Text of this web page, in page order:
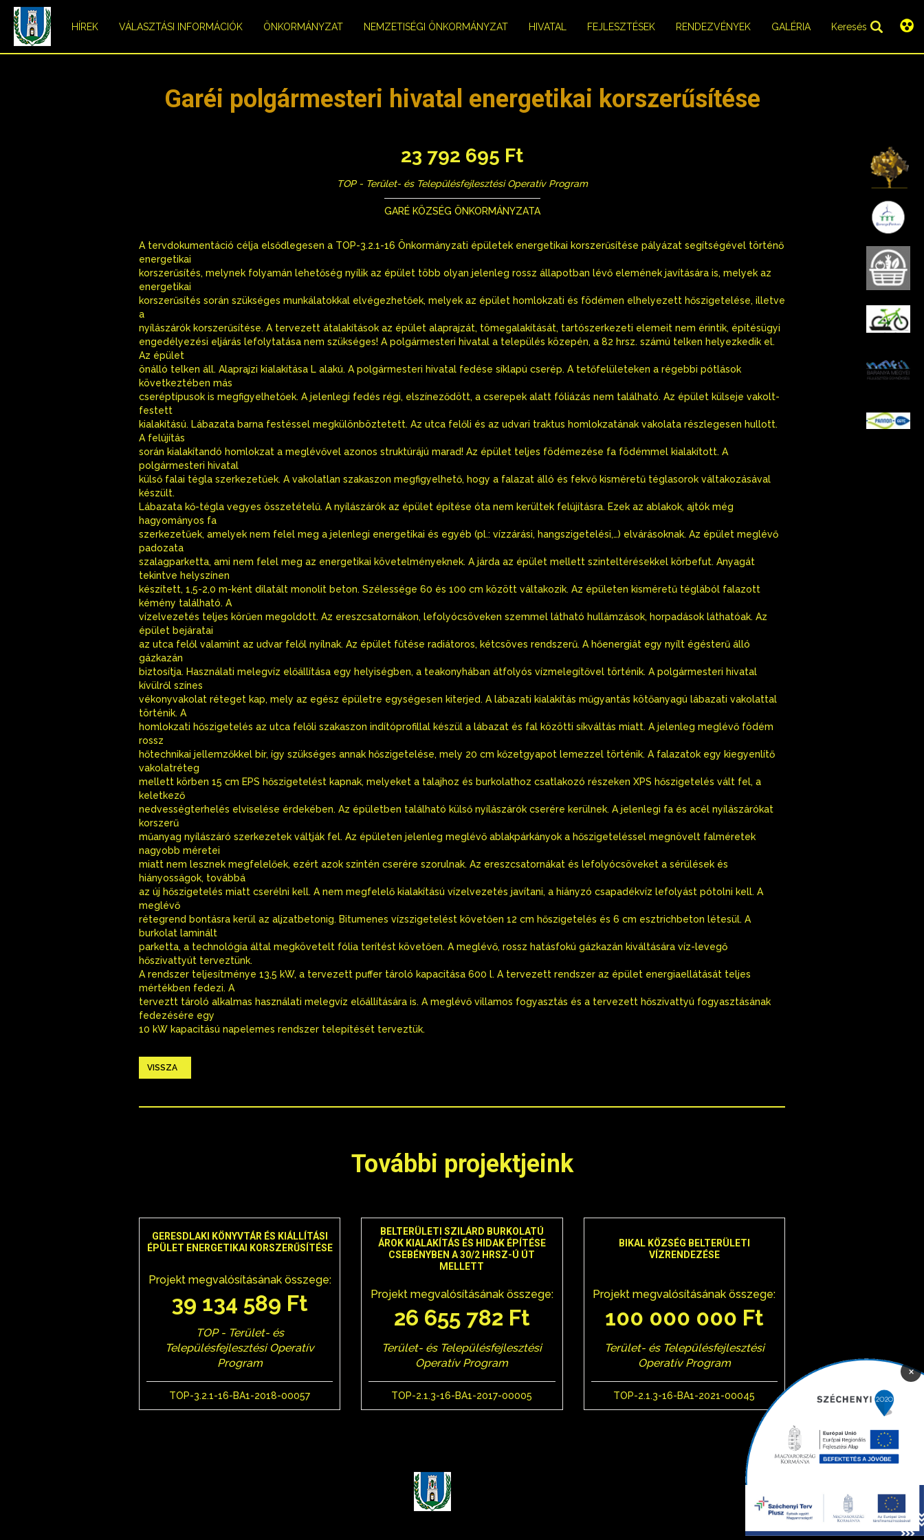
HÍREK VÁLASZTÁSI INFORMÁCIÓK ÖNKORMÁNYZAT NEMZETISÉGI ÖNKORMÁNYZAT HIVATAL FEJLESZTÉSEK RENDEZVÉNYEK GALÉRIA Keresés
Garéi polgármesteri hivatal energetikai korszerűsítése
23 792 695 Ft
TOP - Terület- és Településfejlesztési Operatív Program
GARÉ KÖZSÉG ÖNKORMÁNYZATA
A tervdokumentáció célja elsődlegesen a TOP-3.2.1-16 Önkormányzati épületek energetikai korszerűsítése pályázat segítségével történő
energetikai
korszerűsítés, melynek folyamán lehetőség nyílik az épület több olyan jelenleg rossz állapotban lévő elemének javítására is, melyek az
energetikai
korszerűsítés során szükséges munkálatokkal elvégezhetőek, melyek az épület homlokzati és födémen elhelyezett hőszigetelése, illetve
a
nyílászárók korszerűsítése. A tervezett átalakítások az épület alaprajzát, tömegalakítását, tartószerkezeti elemeit nem érintik, építésügyi
engedélyezési eljárás lefolytatása nem szükséges! A polgármesteri hivatal a település közepén, a 82 hrsz. számú telken helyezkedik el.
Az épület
önálló telken áll. Alaprajzi kialakítása L alakú. A polgármesteri hivatal fedése síklapú cserép. A tetőfelületeken a régebbi pótlások
következtében más
cseréptípusok is megfigyelhetőek. A jelenlegi fedés régi, elszíneződött, a cserepek alatt fóliázás nem található. Az épület külseje vakolt-
festett
kialakítású. Lábazata barna festéssel megkülönböztetett. Az utca felőli és az udvari traktus homlokzatának vakolata részlegesen hullott.
A felújítás
során kialakítandó homlokzat a meglévővel azonos struktúrájú marad! Az épület teljes födémezése fa födémmel kialakított. A
polgármesteri hivatal
külső falai tégla szerkezetűek. A vakolatlan szakaszon megfigyelhető, hogy a falazat álló és fekvő kisméretű téglasorok váltakozásával
készült.
Lábazata kő-tégla vegyes összetételű. A nyílászárók az épület építése óta nem kerültek felújításra. Ezek az ablakok, ajtók még
hagyományos fa
szerkezetűek, amelyek nem felel meg a jelenlegi energetikai és egyéb (pl.: vízzárási, hangszigetelési,…) elvárásoknak. Az épület meglévő
padozata
szalagparketta, ami nem felel meg az energetikai követelményeknek. A járda az épület mellett szinteltérésekkel körbefut. Anyagát
tekintve helyszínen
készített, 1,5-2,0 m-ként dilatált monolit beton. Szélessége 60 és 100 cm között váltakozik. Az épületen kisméretű téglából falazott
kémény található. A
vízelvezetés teljes körűen megoldott. Az ereszcsatornákon, lefolyócsöveken szemmel látható hullámzások, horpadások láthatóak. Az
épület bejáratai
az utca felől valamint az udvar felől nyílnak. Az épület fűtése radiátoros, kétcsöves rendszerű. A hőenergiát egy nyílt égésterű álló
gázkazán
biztosítja. Használati melegvíz előállítása egy helyiségben, a teakonyhában átfolyós vízmelegítővel történik. A polgármesteri hivatal
kívülről színes
vékonyvakolat réteget kap, mely az egész épületre egységesen kiterjed. A lábazati kialakítás műgyantás kötőanyagú lábazati vakolattal
történik. A
homlokzati hőszigetelés az utca felőli szakaszon indítóprofillal készül a lábazat és fal közötti síkváltás miatt. A jelenleg meglévő födém
rossz
hőtechnikai jellemzőkkel bír, így szükséges annak hőszigetelése, mely 20 cm kőzetgyapot lemezzel történik. A falazatok egy kiegyenlítő
vakolatréteg
mellett körben 15 cm EPS hőszigetelést kapnak, melyeket a talajhoz és burkolathoz csatlakozó részeken XPS hőszigetelés vált fel, a
keletkező
nedvességterhelés elviselése érdekében. Az épületben található külső nyílászárók cserére kerülnek. A jelenlegi fa és acél nyílászárókat
korszerű
műanyag nyílászáró szerkezetek váltják fel. Az épületen jelenleg meglévő ablakpárkányok a hőszigeteléssel megnövelt falméretek
nagyobb méretei
miatt nem lesznek megfelelőek, ezért azok szintén cserére szorulnak. Az ereszcsatornákat és lefolyócsöveket a sérülések és
hiányosságok, továbbá
az új hőszigetelés miatt cserélni kell. A nem megfelelő kialakítású vízelvezetés javítani, a hiányzó csapadékvíz lefolyást pótolni kell. A
meglévő
rétegrend bontásra kerül az aljzatbetonig. Bitumenes vízszigetelést követően 12 cm hőszigetelés és 6 cm esztrichbeton létesül. A
burkolat laminált
parketta, a technológia által megkövetelt fólia terítést követően. A meglévő, rossz hatásfokú gázkazán kiváltására víz-levegő
hőszivattyút terveztünk.
A rendszer teljesítménye 13,5 kW, a tervezett puffer tároló kapacitása 600 l. A tervezett rendszer az épület energiaellátását teljes
mértékben fedezi. A
terveztt tároló alkalmas használati melegvíz előállítására is. A meglévő villamos fogyasztás és a tervezett hőszivattyú fogyasztásának
fedezésére egy
10 kW kapacitású napelemes rendszer telepítését terveztük.
VISSZA
További projektjeink
GERESDLAKI KÖNYVTÁR ÉS KIÁLLÍTÁSI
ÉPÜLET ENERGETIKAI KORSZERŰSÍTÉSE
Projekt megvalósításának összege:
39 134 589 Ft
TOP - Terület- és
Településfejlesztési Operatív
Program
TOP-3.2.1-16-BA1-2018-00057
BELTERÜLETI SZILÁRD BURKOLATÚ
ÁROK KIALAKÍTÁS ÉS HIDAK ÉPÍTÉSE
CSEBÉNYBEN A 30/2 HRSZ-Ú ÚT
MELLETT
Projekt megvalósításának összege:
26 655 782 Ft
Terület- és Településfejlesztési
Operatív Program
TOP-2.1.3-16-BA1-2017-00005
BIKAL KÖZSÉG BELTERÜLETI
VÍZRENDEZÉSE
Projekt megvalósításának összege:
100 000 000 Ft
Terület- és Településfejlesztési
Operatív Program
TOP-2.1.3-16-BA1-2021-00045
×